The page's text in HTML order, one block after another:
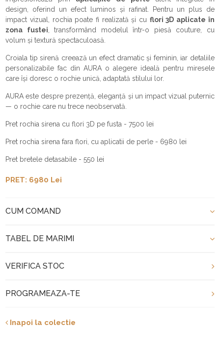
design, oferind un efect luminos și rafinat. Pentru un plus de
impact vizual, rochia poate fi realizată și cu flori 3D aplicate în
zona fustei , transformând modelul într-o piesă couture, cu
volum și textură spectaculoasă.
Croiala tip sirenă creează un efect dramatic și feminin, iar detaliile
personalizabile fac din AURA o alegere ideală pentru miresele
care își doresc o rochie unică, adaptată stilului lor.
AURA este despre prezență, eleganță și un impact vizual puternic
— o rochie care nu trece neobservată.
Pret rochia sirena cu flori 3D pe fusta - 7500 lei
Pret rochia sirena fara flori, cu aplicatii de perle - 6980 lei
Pret bretele detasabile - 550 lei
PRET: 6980 Lei
CUM COMAND
TABEL DE MARIMI
VERIFICA STOC
PROGRAMEAZA-TE
Inapoi la colectie